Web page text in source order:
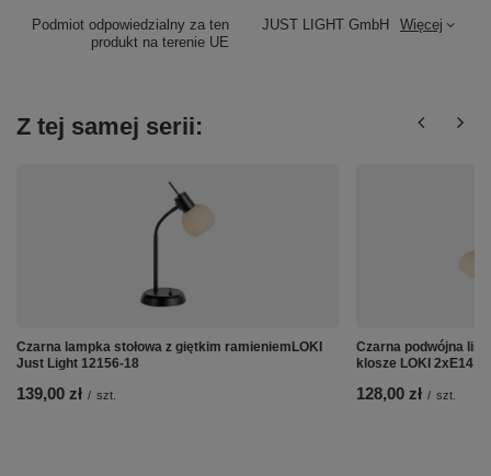
Podmiot odpowiedzialny za ten
produkt na terenie UE
JUST LIGHT GmbH Więcej
Z tej samej serii:
Czarna lampka stołowa z giętkim ramieniemLOKI
Just Light 12156-18
139,00 zł / szt.
Czarna podwójna
klosze LOKI 2xE14
128,00 zł / szt.